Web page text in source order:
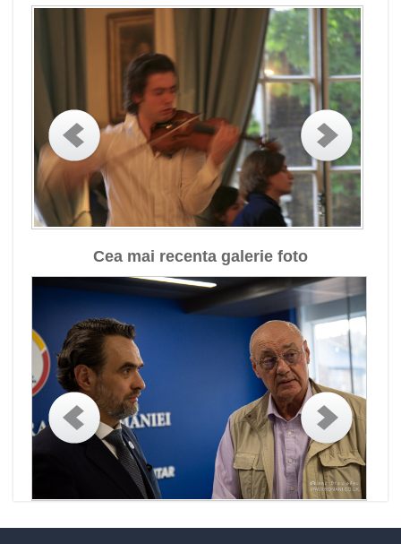
Cea mai recenta galerie foto